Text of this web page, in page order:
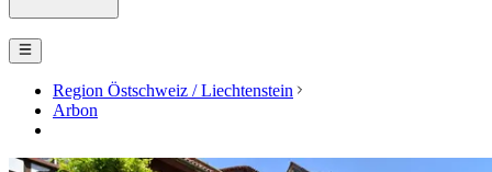
Region Östschweiz / Liechtenstein
Arbon